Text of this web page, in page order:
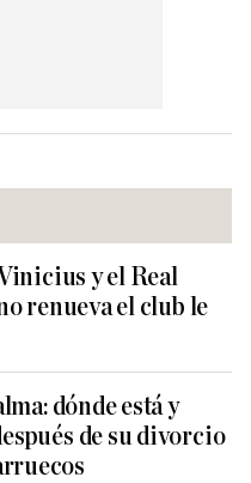
y el Real
renueva el club le
dónde está y
de su divorcio